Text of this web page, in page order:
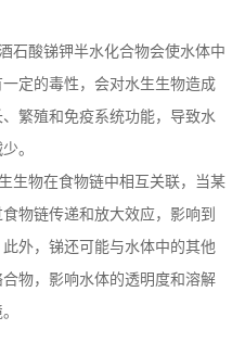
石酸锑钾半水化合物会使水体中
定的毒性，会对水生生物造成
繁殖和免疫系统功能，导致水
。
生物在食物链中相互关联，当某
物链传递和放大效应，影响到
外，锑还可能与水体中的其他
物，影响水体的透明度和溶解